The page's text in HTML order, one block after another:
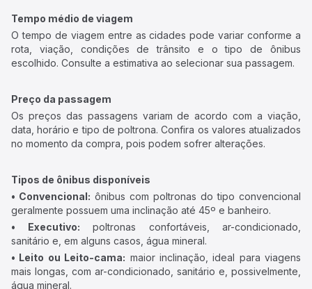
Tempo médio de viagem
O tempo de viagem entre as cidades pode variar conforme a
rota, viação, condições de trânsito e o tipo de ônibus
escolhido. Consulte a estimativa ao selecionar sua passagem.
Preço da passagem
Os preços das passagens variam de acordo com a viação,
data, horário e tipo de poltrona. Confira os valores atualizados
no momento da compra, pois podem sofrer alterações.
Tipos de ônibus disponíveis
• Convencional: ônibus com poltronas do tipo convencional
geralmente possuem uma inclinação até 45º e banheiro.
• Executivo: poltronas confortáveis, ar-condicionado,
sanitário e, em alguns casos, água mineral.
• Leito ou Leito-cama: maior inclinação, ideal para viagens
mais longas, com ar-condicionado, sanitário e, possivelmente,
água mineral.